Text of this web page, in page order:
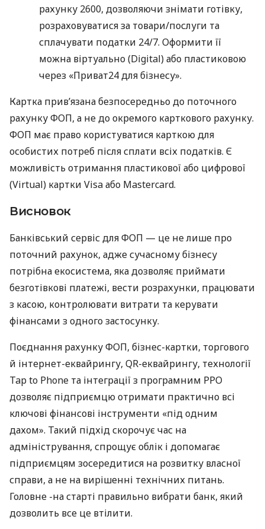
рахунку 2600, дозволяючи знімати готівку,
розраховуватися за товари/послуги та
сплачувати податки 24/7. Оформити її
можна віртуально (Digital) або пластиковою
через «Приват24 для бізнесу».
Картка прив’язана безпосередньо до поточного
рахунку ФОП, а не до окремого карткового рахунку.
ФОП має право користуватися карткою для
особистих потреб після сплати всіх податків. Є
можливість отримання пластикової або цифрової
(Virtual) картки Visa або Mastercard.
Висновок
Банківський сервіс для ФОП — це не лише про
поточний рахунок, адже сучасному бізнесу
потрібна екосистема, яка дозволяє приймати
безготівкові платежі, вести розрахунки, працювати
з касою, контролювати витрати та керувати
фінансами з одного застосунку.
Поєднання рахунку ФОП, бізнес-картки, торгового
й інтернет-еквайрингу, QR-еквайрингу, технології
Tap to Phone та інтеграції з програмним РРО
дозволяє підприємцю отримати практично всі
ключові фінансові інструменти «під одним
дахом». Такий підхід скорочує час на
адміністрування, спрощує облік і допомагає
підприємцям зосередитися на розвитку власної
справи, а не на вирішенні технічних питань.
Головне -на старті правильно вибрати банк, який
дозволить все це втілити.